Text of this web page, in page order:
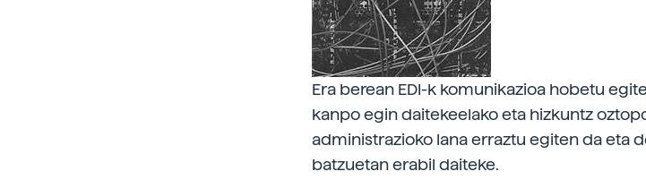
Era berean EDI-k komunikazioa hobetu
kanpo egin daitekeelako eta hizkuntz
administrazioko lana erraztu egiten da eta
batzuetan erabil daiteke.